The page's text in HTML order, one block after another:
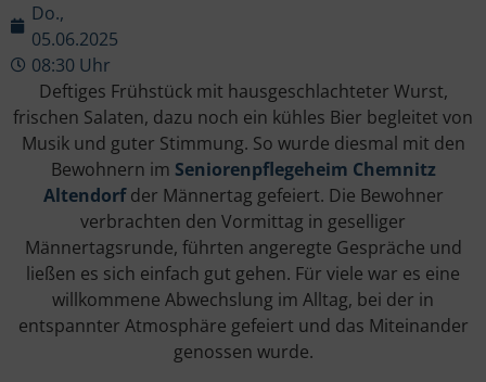
Do.,
05.06.2025
08:30 Uhr
Deftiges Frühstück mit hausgeschlachteter Wurst,
frischen Salaten, dazu noch ein kühles Bier begleitet von
Musik und guter Stimmung. So wurde diesmal mit den
Bewohnern im Seniorenpflegeheim Chemnitz
Altendorfder Männertag gefeiert. Die Bewohner
verbrachten den Vormittag in geselliger
Männertagsrunde, führten angeregte Gespräche und
ließen es sich einfach gut gehen. Für viele war es eine
willkommene Abwechslung im Alltag, bei der in
entspannter Atmosphäre gefeiert und das Miteinander
genossen wurde.